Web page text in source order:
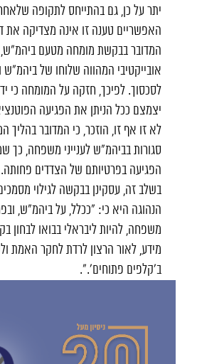
יתר על כן, גם בהתייחס לתקופה
האפשריים טענה זו אינה מצדיקה את
המדובר בבקשת מומחה מטעם ביהמ"ש,
אובייקטיבי המהווה שלוחו של
לסכסוך. לפיכך, חזקה על המומחה כי
יצמצם ככל הניתן את הפגיעה
לא זו אף זו, הוזכר, כי המדובר בהליך
סגורות בביהמ"ש לענייני משפחה, כך
הפגיעה בפרטיותם של הצדדים פחותה.
בשלב זה, עסקינן בבקשה לגילוי
הנהוגה היא כי: "ככלל, על ביהמ"ש,
משפחה, להיות ליבראלי בבואו לבחון
מידע, לאור הרצון לרדת לחקר האמת
ב'קלפים פתוחים'.".